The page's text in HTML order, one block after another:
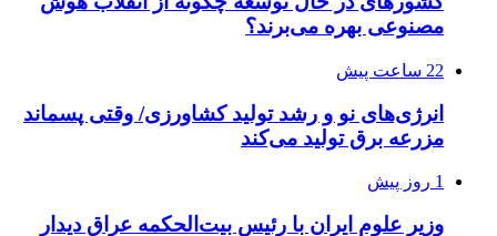
مصنوعی بهره می‌برند؟
22 ساعت پیش
انرژی‌های نو و رشد تولید کشاورزی/ وقتی پسماند
مزرعه‌ برق تولید می‌کند
1 روز پیش
وزیر علوم ایران با رئیس بیت‌الحکمه عراق دیدار